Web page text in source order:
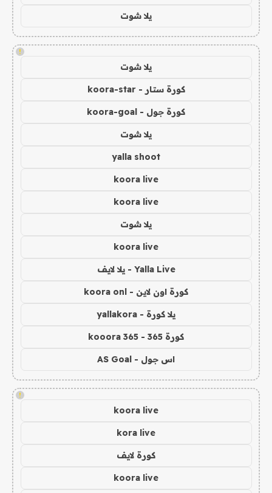
يلا شوت
!
يلا شوت
كورة ستار - koora-star
كورة جول - koora-goal
يلا شوت
yalla shoot
koora live
koora live
يلا شوت
koora live
Yalla Live - يلا لايف
كورة اون لاين - koora onl
يلا كورة - yallakora
كورة 365 - kooora 365
اس جول - AS Goal
!
koora live
kora live
كورة لايف
koora live